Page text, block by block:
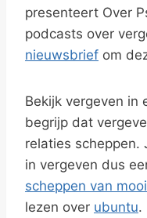
presenteert Over
podcasts over
nieuwsbrief om
Bekijk vergeven in
begrijp dat
relaties scheppen.
in vergeven dus
scheppen van
lezen over ubuntu.